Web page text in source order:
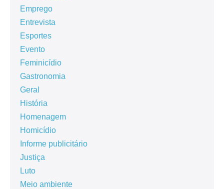
Emprego
Entrevista
Esportes
Evento
Feminicídio
Gastronomia
Geral
História
Homenagem
Homicídio
Informe publicitário
Justiça
Luto
Meio ambiente